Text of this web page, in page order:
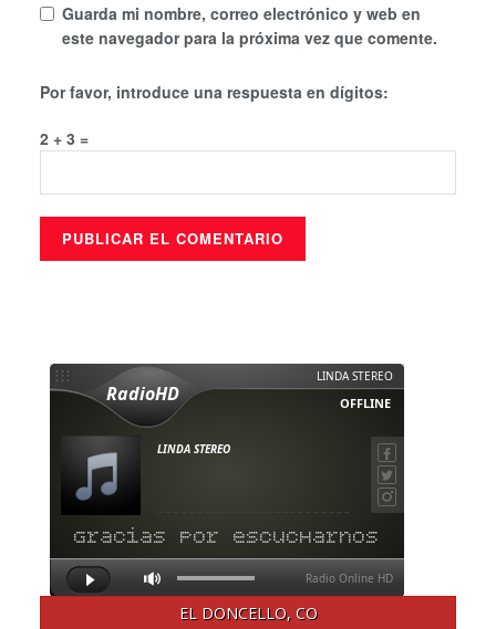
Guarda mi nombre, correo electrónico y web en
este navegador para la próxima vez que comente.
Por favor, introduce una respuesta en dígitos:
2 + 3 =
EL DONCELLO, CO